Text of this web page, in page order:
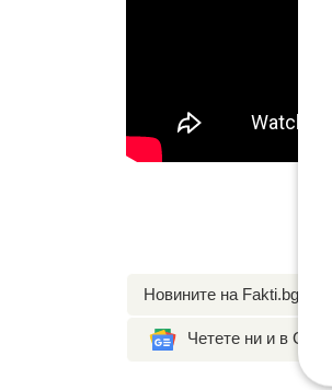
Новините на Fakti.bg –
Четете ни и в